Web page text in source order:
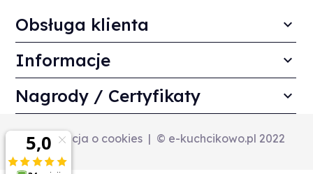
Obsługa klienta
Informacje
Nagrody / Certyfikaty
Informacja o cookies © e-kuchcikowo.pl 2022